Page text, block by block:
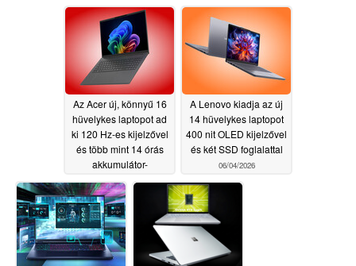
06/04/2026
Az Acer új, könnyű 16
hüvelykes laptopot ad
ki 120 Hz-es kijelzővel
és több mint 14 órás
akkumulátor-
06/04/2026
A Lenovo kiadja az új
14 hüvelykes laptopot
400 nit OLED kijelzővel
és két SSD foglalattal
06/04/2026